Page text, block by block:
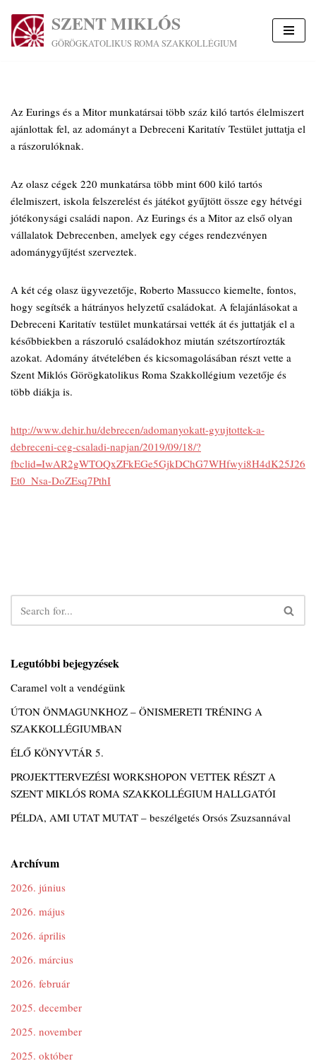
Skip
SZENT MIKLÓS
GÖRÖGKATOLIKUS ROMA SZAKKOLLÉGIUM
Az Eurings és a Mitor munkatársai több száz kiló tartós élelmiszert
ajánlottak fel, az adományt a Debreceni Karitatív Testület juttatja el
a rászorulóknak.
Az olasz cégek 220 munkatársa több mint 600 kiló tartós
élelmiszert, iskola felszerelést és játékot gyűjtött össze egy hétvégi
jótékonysági családi napon. Az Eurings és a Mitor az első olyan
vállalatok Debrecenben, amelyek egy céges rendezvényen
adománygyűjtést szerveztek.
A két cég olasz ügyvezetője, Roberto Massucco kiemelte, fontos,
hogy segítsék a hátrányos helyzetű családokat. A felajánlásokat a
Debreceni Karitatív testület munkatársai vették át és juttatják el a
későbbiekben a rászoruló családokhoz miután szétszortírozták
azokat. Adomány átvételében és kicsomagolásában részt vette a
Szent Miklós Görögkatolikus Roma Szakkollégium vezetője és
több diákja is.
http://www.dehir.hu/debrecen/adomanyokatt-gyujtottek-a-
debreceni-ceg-csaladi-napjan/2019/09/18/?
fbclid=IwAR2gWTOQxZFkEGe5GjkDChG7WHfwyi8H4dK25J26
Et0_Nsa-DoZEsq7PthI
Legutóbbi bejegyzések
Caramel volt a vendégünk
ÚTON ÖNMAGUNKHOZ – ÖNISMERETI TRÉNING A
SZAKKOLLÉGIUMBAN
ÉLŐ KÖNYVTÁR 5.
PROJEKTTERVEZÉSI WORKSHOPON VETTEK RÉSZT A
SZENT MIKLÓS ROMA SZAKKOLLÉGIUM HALLGATÓI
PÉLDA, AMI UTAT MUTAT – beszélgetés Orsós Zsuzsannával
Archívum
2026. június
2026. május
2026. április
2026. március
2026. február
2025. december
2025. november
2025. október